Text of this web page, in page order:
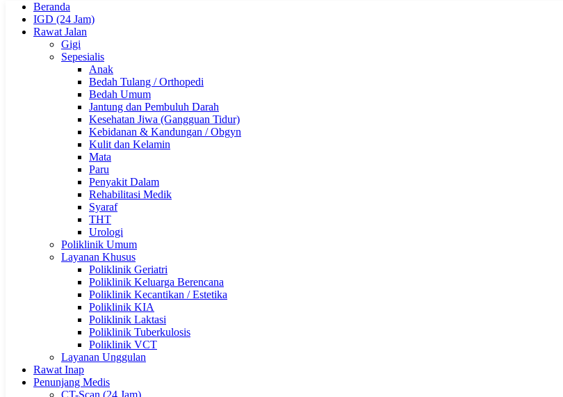
Beranda
IGD (24 Jam)
Rawat Jalan
Gigi
Sepesialis
Anak
Bedah Tulang / Orthopedi
Bedah Umum
Jantung dan Pembuluh Darah
Kesehatan Jiwa (Gangguan Tidur)
Kebidanan & Kandungan / Obgyn
Kulit dan Kelamin
Mata
Paru
Penyakit Dalam
Rehabilitasi Medik
Syaraf
THT
Urologi
Poliklinik Umum
Layanan Khusus
Poliklinik Geriatri
Poliklinik Keluarga Berencana
Poliklinik Kecantikan / Estetika
Poliklinik KIA
Poliklinik Laktasi
Poliklinik Tuberkulosis
Poliklinik VCT
Layanan Unggulan
Rawat Inap
Penunjang Medis